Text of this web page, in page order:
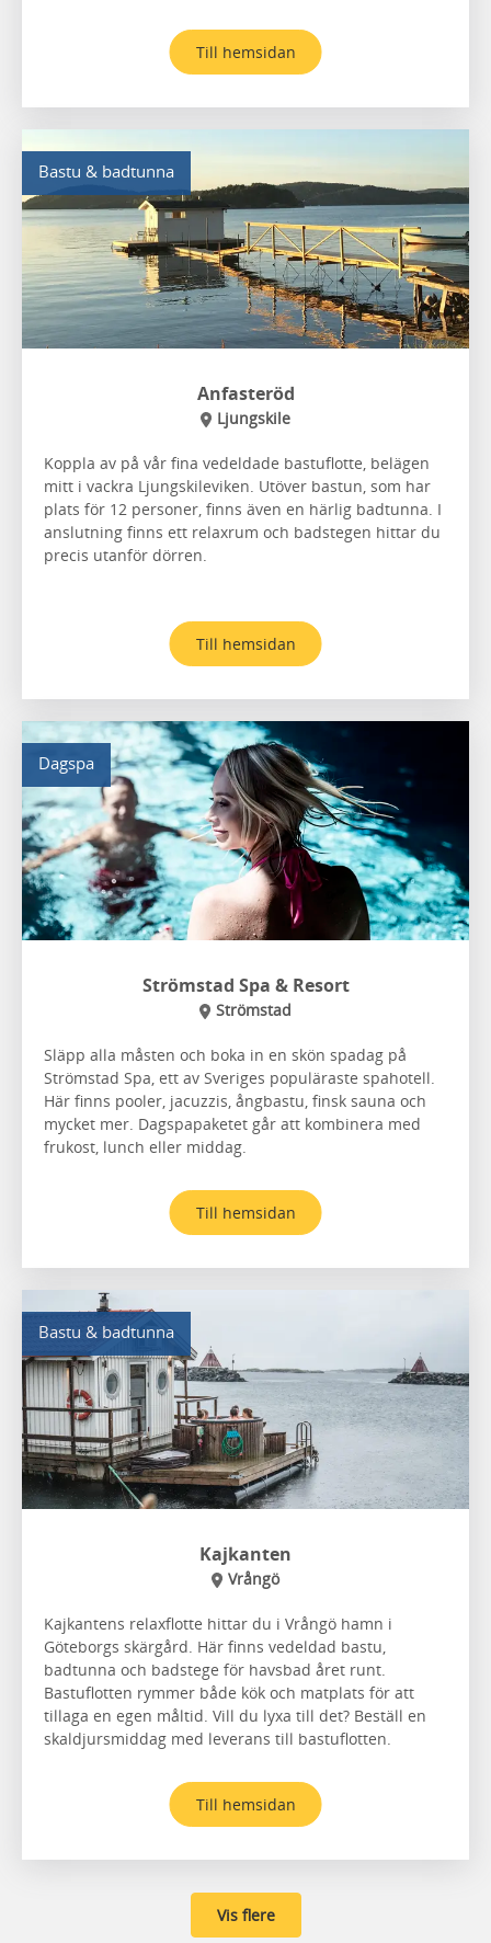
Till hemsidan
Bastu & badtunna
Anfasteröd
Ljungskile
Koppla av på vår fina vedeldade bastuflotte, belägen
mitt i vackra Ljungskileviken. Utöver bastun, som har
plats för 12 personer, finns även en härlig badtunna. I
anslutning finns ett relaxrum och badstegen hittar du
precis utanför dörren.
Till hemsidan
Dagspa
Strömstad Spa & Resort
Strömstad
Släpp alla måsten och boka in en skön spadag på
Strömstad Spa, ett av Sveriges populäraste spahotell.
Här finns pooler, jacuzzis, ångbastu, finsk sauna och
mycket mer. Dagspapaketet går att kombinera med
frukost, lunch eller middag.
Till hemsidan
Bastu & badtunna
Kajkanten
Vrångö
Kajkantens relaxflotte hittar du i Vrångö hamn i
Göteborgs skärgård. Här finns vedeldad bastu,
badtunna och badstege för havsbad året runt.
Bastuflotten rymmer både kök och matplats för att
tillaga en egen måltid. Vill du lyxa till det? Beställ en
skaldjursmiddag med leverans till bastuflotten.
Till hemsidan
Vis flere